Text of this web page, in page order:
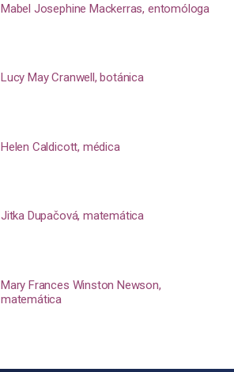
Mabel Josephine Mackerras, entomóloga
Lucy May Cranwell, botánica
Helen Caldicott, médica
Jitka Dupačová, matemática
Mary Frances Winston Newson,
matemática